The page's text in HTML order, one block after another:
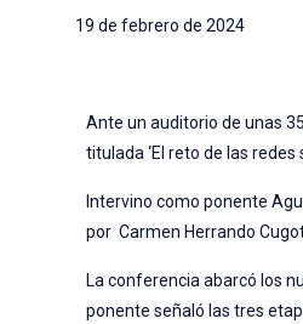
19 de febrero de 2024
Ante un auditorio de unas
titulada ‘El reto de las
Intervino como ponente
por Carmen Herrando
La conferencia abarcó los
ponente señaló las tres